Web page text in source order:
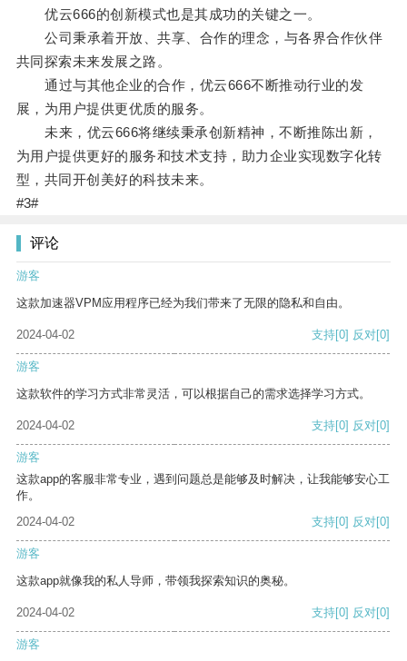
优云666的创新模式也是其成功的关键之一。
公司秉承着开放、共享、合作的理念，与各界合作伙伴
共同探索未来发展之路。
通过与其他企业的合作，优云666不断推动行业的发
展，为用户提供更优质的服务。
未来，优云666将继续秉承创新精神，不断推陈出新，
为用户提供更好的服务和技术支持，助力企业实现数字化转
型，共同开创美好的科技未来。
#3#
评论
游客
这款加速器VPM应用程序已经为我们带来了无限的隐私和自由。
2024-04-02 支持[0] 反对[0]
游客
这款软件的学习方式非常灵活，可以根据自己的需求选择学习方式。
2024-04-02 支持[0] 反对[0]
游客
这款app的客服非常专业，遇到问题总是能够及时解决，让我能够安心工
作。
2024-04-02
支持[0] 反对[0]
游客
这款app就像我的私人导师，带领我探索知识的奥秘。
2024-04-02 支持[0] 反对[0]
游客